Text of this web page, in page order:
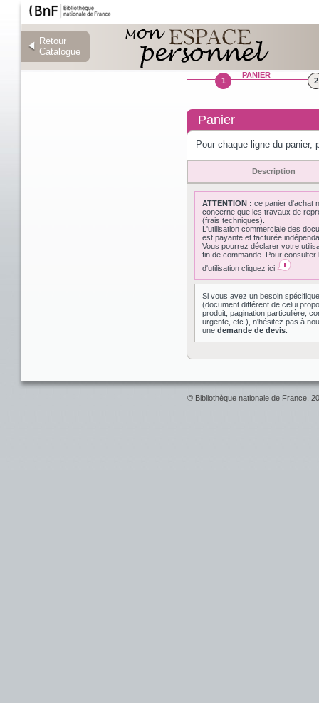
Retour
Catalogue
Retour
Catalogue
1
PANIER
2
Panier
Pour chaque ligne du
Description
ATTENTION : ce panier d'achat
concerne que les travaux de
(frais techniques).
L'utilisation commerciale des
est payante et facturée
Vous pourrez déclarer votre
fin de commande. Pour consulter
d'utilisation cliquez ici
Si vous avez un besoin spécifique
(document différent de celui
produit, pagination particulière,
urgente, etc.), n'hésitez pas à
une demande de devis
© Bibliothèque nationale de France,